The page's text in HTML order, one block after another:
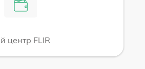
центр FLIR